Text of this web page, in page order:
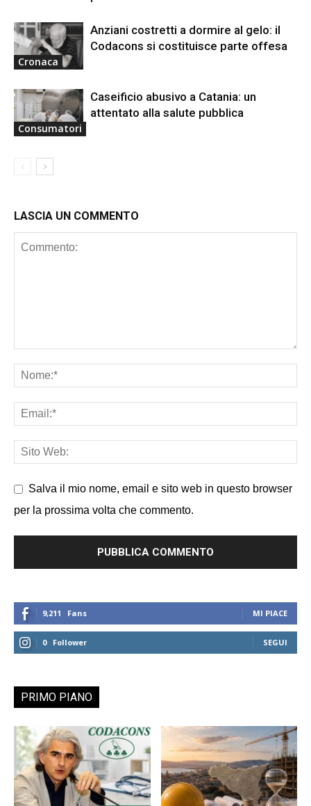
Cronaca
Anziani costretti a dormire al gelo: il
Codacons si costituisce parte offesa
Consumatori
Caseificio abusivo a Catania: un
attentato alla salute pubblica
LASCIA UN COMMENTO
Salva il mio nome, email e sito web in questo browser
per la prossima volta che commento.
9,211 Fans MI PIACE
0 Follower SEGUI
PRIMO PIANO